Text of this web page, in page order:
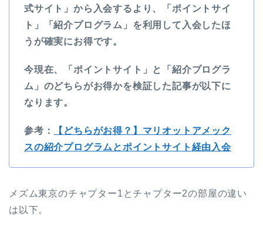
式サイト」から入会するより、「ポイントサイ
ト」「紹介プログラム」を利用して入会したほ
うが確実にお得です。
今現在、「ポイントサイト」と「紹介プログラ
ム」のどちらがお得かを検証した記事が以下に
なります。
参考：
【どちらがお得？】マリオットアメック
スの紹介プログラムとポイントサイト経由入会
メズム東京のチャプター1とチャプター2の部屋の違い
は以下。